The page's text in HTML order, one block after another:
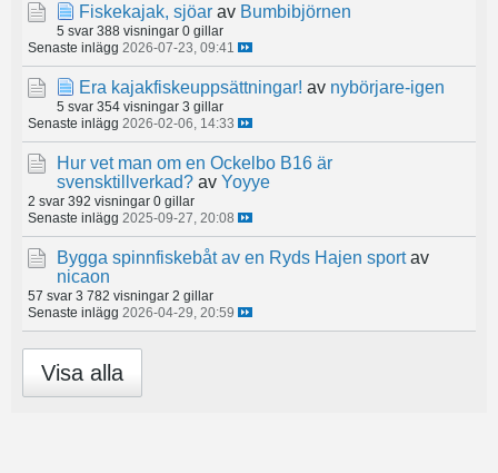
Fiskekajak, sjöar av Bumbibjörnen
5 svar 388 visningar 0 gillar
Senaste inlägg 2026-07-23, 09:41
Era kajakfiskeuppsättningar! av nybörjare-igen
5 svar 354 visningar 3 gillar
Senaste inlägg 2026-02-06, 14:33
Hur vet man om en Ockelbo B16 är
svensktillverkad? av Yoyye
2 svar 392 visningar 0 gillar
Senaste inlägg 2025-09-27, 20:08
Bygga spinnfiskebåt av en Ryds Hajen sport av
nicaon
57 svar 3 782 visningar 2 gillar
Senaste inlägg 2026-04-29, 20:59
Visa alla